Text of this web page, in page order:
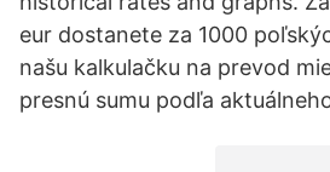
eur dostanete za 1000
našu kalkulačku na prevod
presnú sumu podľa